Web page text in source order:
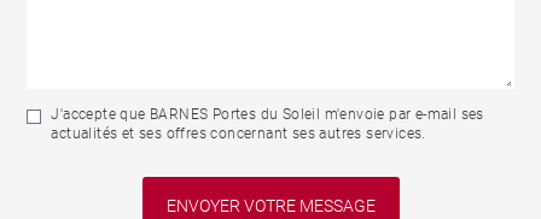
J'accepte que BARNES Portes du Soleil m'envoie par e-mail ses
actualités et ses offres concernant ses autres services.